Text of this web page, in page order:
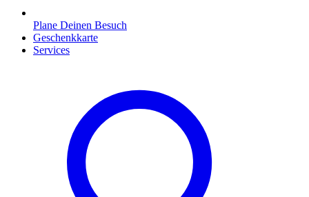
Plane Deinen Besuch
Geschenkkarte
Services